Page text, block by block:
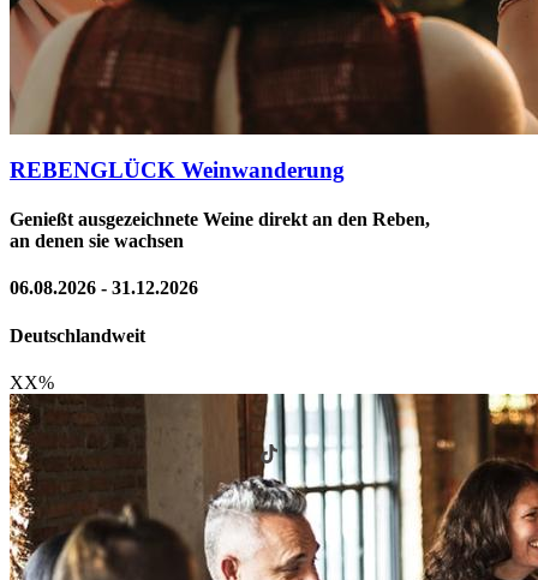
REBENGLÜCK Weinwanderung
Genießt ausgezeichnete Weine direkt an den Reben,
an denen sie wachsen
06.08.2026 - 31.12.2026
Deutschlandweit
XX%